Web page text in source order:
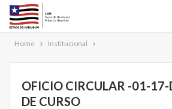
Home Institucional
OFICIO CIRCULAR -01-
DE CURSO